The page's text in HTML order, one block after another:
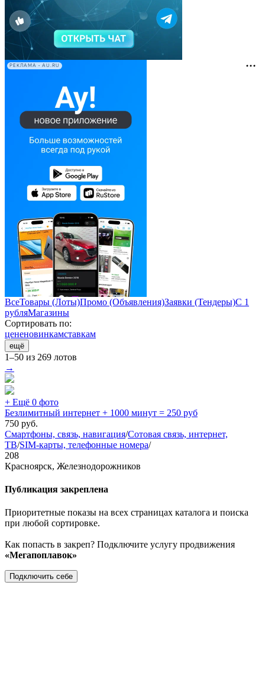
РЕКЛАМА • AU.RU
ВсеТовары (Лоты)Промо (Объявления)Заявки (Тендеры)С 1
рубляМагазины
Сортировать по:
цененовинкамставкам
ещё
1–50 из 269 лотов
→
+ Ещё 0 фото
Безлимитный интернет + 1000 минут = 250 руб
750 руб.
Смартфоны, связь, навигация/Сотовая связь, интернет,
ТВ/SIM-карты, телефонные номера/
208
Красноярск, Железнодорожников
Публикация закреплена
Приоритетные показы на всех страницах каталога и поиска
при любой сортировке.
Как попасть в закреп? Подключите услугу продвижения
«Мегапоплавок»
Подключить себе